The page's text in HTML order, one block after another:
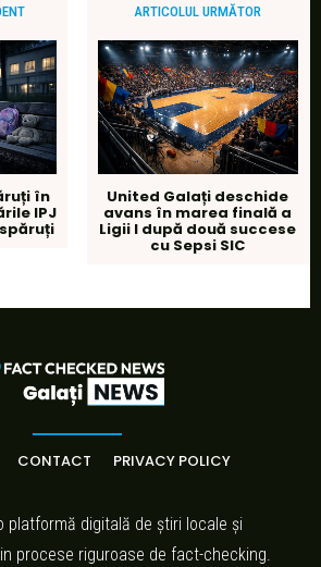
în
IPJ
ARTICOLUL URMĂTOR
United Galați deschide
avans în marea finală a
Ligii I după două succese
cu Sepsi SIC
CONTACT PRIVACY POLICY
platformă digitală de știri locale și
procese riguroase de fact-checking.